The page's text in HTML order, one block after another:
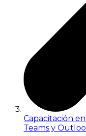
Capacitación
Teams y